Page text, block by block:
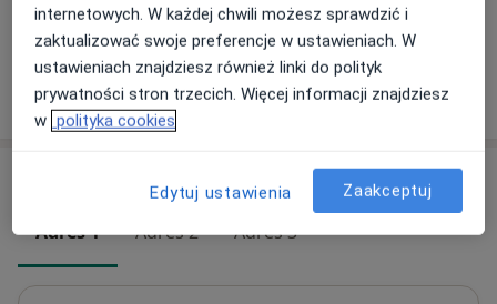
+ 15 usług
W jaki sposób ustalane są ceny?
Adres 1 Adres 2 Adres 3
internetowych. W każdej chwili możesz sprawdzić i
zaktualizować swoje preferencje w ustawieniach. W
ustawieniach znajdziesz również linki do polityk
prywatności stron trzecich. Więcej informacji znajdziesz
w polityka cookies
Edytuj ustawienia Zaakceptuj